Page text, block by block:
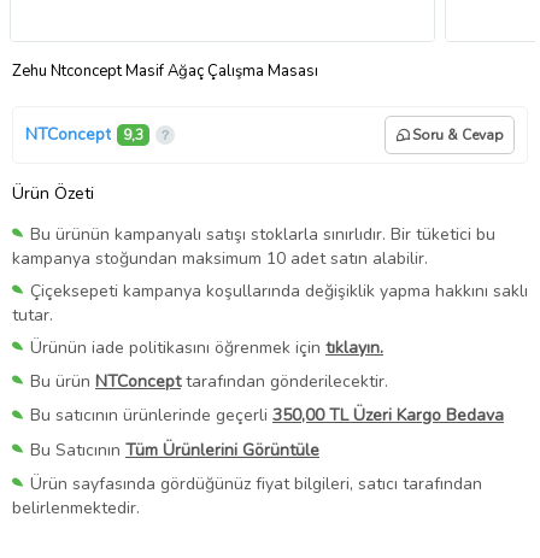
Zehu Ntconcept Masif Ağaç Çalışma Masası
NTConcept 9,3 Soru & Cevap
Ürün Özeti
Bu ürünün kampanyalı satışı stoklarla sınırlıdır. Bir tüketici bu
kampanya stoğundan maksimum 10 adet satın alabilir.
Çiçeksepeti kampanya koşullarında değişiklik yapma hakkını saklı
tutar.
Ürünün iade politikasını öğrenmek için tıklayın.
Bu ürün NTConcepttarafından gönderilecektir.
Bu satıcının ürünlerinde geçerli 350,00 TL Üzeri Kargo Bedava
Bu Satıcının Tüm Ürünlerini Görüntüle
Ürün sayfasında gördüğünüz fiyat bilgileri, satıcı tarafından
belirlenmektedir.